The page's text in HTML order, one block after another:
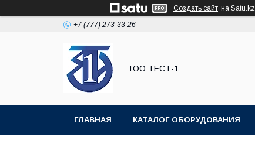
Создать сайт на Satu.kz
+7 (777) 273-33-26
ТОО ТЕСТ-1
ГЛАВНАЯ КАТАЛОГ ОБОРУДОВАНИЯ